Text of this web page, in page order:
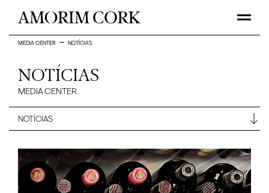
MEDIA CENTER NOTÍCIAS
NOTÍCIAS
MEDIA CENTER